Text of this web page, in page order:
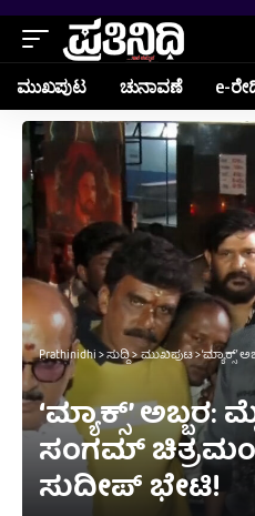
ಮುಖಪುಟ ಚುನಾವಣೆ e-
Prathinidhi>ಸುದ್ದಿ>ಮುಖಪುಟ>‘ಮ್ಯಾಕ್ಸ್’
‘ಮ್ಯಾಕ್ಸ್’
ಸಂಗಮ್
ಸುದೀಪ್ ಭೇಟಿ!